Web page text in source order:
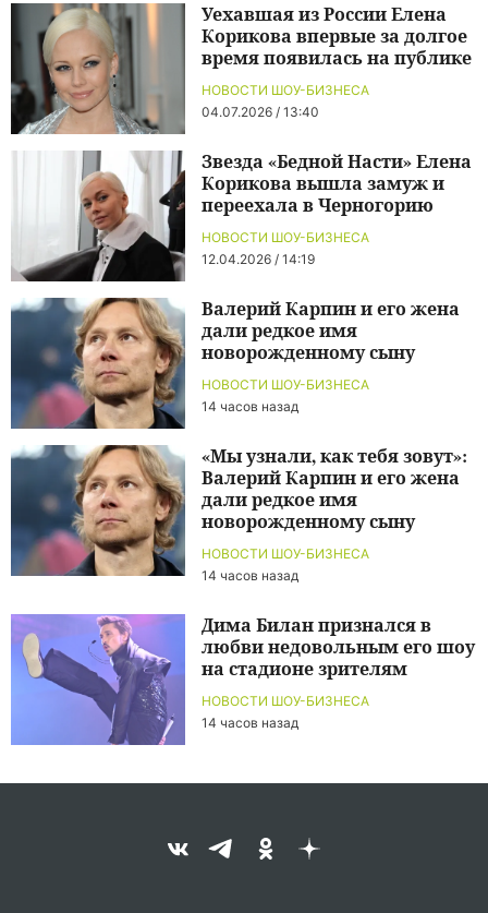
НОВОСТИ ШОУ-БИЗНЕСА
04.07.2026 / 13:40
Уехавшая из России Елена
Корикова впервые за долгое
время появилась на публике
НОВОСТИ ШОУ-БИЗНЕСА
12.04.2026 / 14:19
Звезда «Бедной Насти» Елена
Корикова вышла замуж и
переехала в Черногорию
НОВОСТИ ШОУ-БИЗНЕСА
14 часов назад
Валерий Карпин и его жена
дали редкое имя
новорожденному сыну
НОВОСТИ ШОУ-БИЗНЕСА
14 часов назад
«Мы узнали, как тебя зовут»:
Валерий Карпин и его жена
дали редкое имя
новорожденному сыну
НОВОСТИ ШОУ-БИЗНЕСА
14 часов назад
Дима Билан признался в
любви недовольным его шоу
на стадионе зрителям